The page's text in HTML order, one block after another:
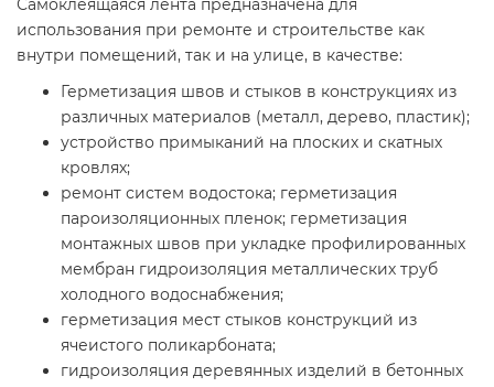
Самоклеящаяся лента предназначена для
использования при ремонте и строительстве как
внутри помещений, так и на улице, в качестве:
Герметизация швов и стыков в конструкциях из
различных материалов (металл, дерево, пластик);
устройство примыканий на плоских и скатных
кровлях;
ремонт систем водостока; герметизация
пароизоляционных пленок; герметизация
монтажных швов при укладке профилированных
мембран гидроизоляция металлических труб
холодного водоснабжения;
герметизация мест стыков конструкций из
ячеистого поликарбоната;
гидроизоляция деревянных изделий в бетонных